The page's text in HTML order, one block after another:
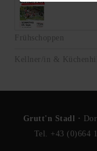
Frühschoppen
Kellner/in &
Grutt'n Stadl ·
Tel. +43 (0)664